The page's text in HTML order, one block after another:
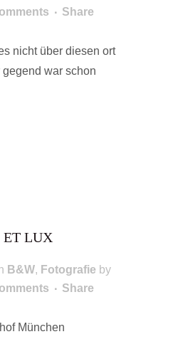
Share
nicht über diesen ort
war schon
ET LUX
B&W, Fotografie by
Share
München